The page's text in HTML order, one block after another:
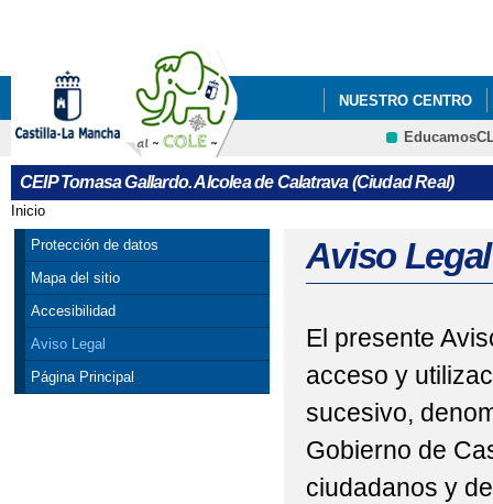
NUESTRO CENTRO
AL-COLE-@MEDIA
CIENCIA, ACTIVIDAD
DISEÑO E
NAVEGANDO CON
SEMBRANDO
TRADICIÓN Y
UN COLE CON
UN DÍA MÁGICO:
CRFP
CEIP Tomasa Gallardo. Alcolea de Calatrava (Ciudad Real)
Se encuentra usted aquí
Inicio
Protección de datos
Mapa del sitio
Accesibilidad
Aviso Legal
Página Principal
Aviso Legal
El presente
acceso y
sucesivo,
Gobierno de
ciudadanos y